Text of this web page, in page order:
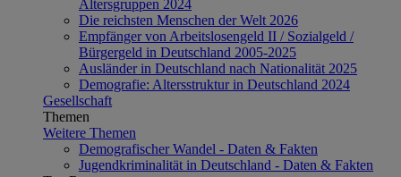
Altersgruppen 2024
Die reichsten Menschen der Welt 2026
Empfänger von Arbeitslosengeld II / Sozialgeld /
Bürgergeld in Deutschland 2005-2025
Ausländer in Deutschland nach Nationalität 2025
Demografie: Altersstruktur in Deutschland 2024
Gesellschaft
Themen
Weitere Themen
Demografischer Wandel - Daten & Fakten
Jugendkriminalität in Deutschland - Daten & Fakten